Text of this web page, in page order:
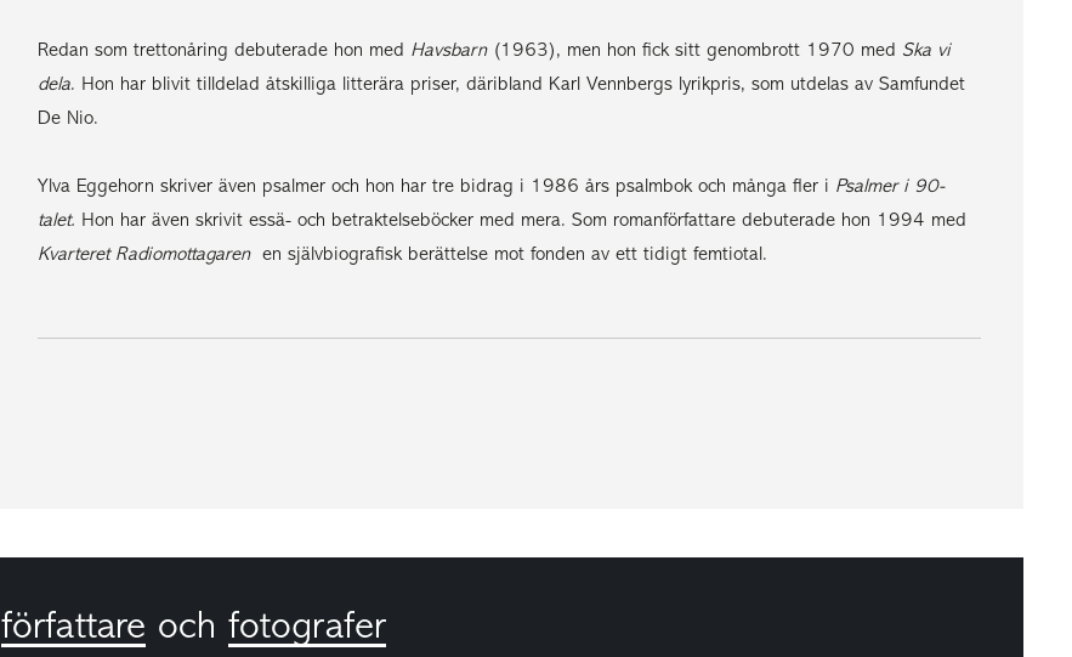
Redan som trettonåring debuterade hon med Havsbarn (1963), men hon fick sitt genombrott 1970 med Ska vi
dela. Hon har blivit tilldelad åtskilliga litterära priser, däribland Karl Vennbergs lyrikpris, som utdelas av Samfundet
De Nio.
Ylva Eggehorn skriver även psalmer och hon har tre bidrag i 1986 års psalmbok och många fler i Psalmer i 90-
talet. Hon har även skrivit essä- och betraktelseböcker med mera. Som romanförfattare debuterade hon 1994 med
Kvarteret Radiomottagaren en självbiografisk berättelse mot fonden av ett tidigt femtiotal.
författare och fotografer